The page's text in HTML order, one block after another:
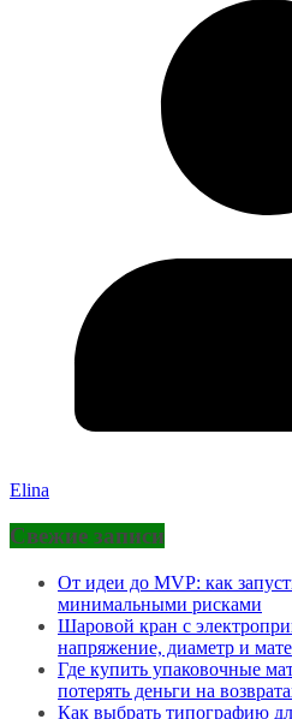
Elina
Свежие записи
От идеи до MVP: как
минимальными рисками
Шаровой кран с
напряжение, диаметр и
Где купить упаковочные
потерять деньги на
Как выбрать типографию